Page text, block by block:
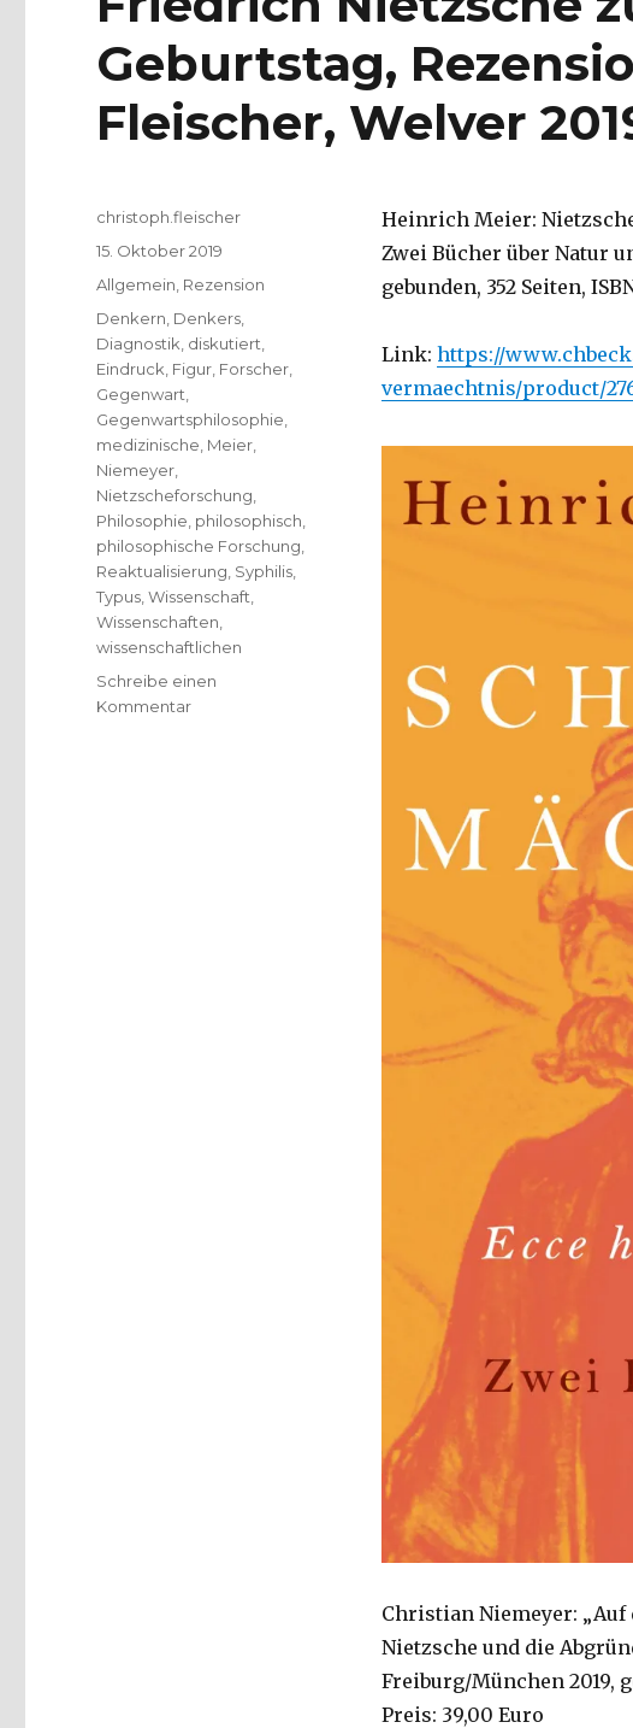
Geburtstag,
Fleischer, Welver
Heinrich Meier:
Zwei Bücher über Natur
gebunden, 352 Seiten,
Link: https://
vermaechtnis/product/
Christian Niemeyer:
Nietzsche und die
Freiburg/München 2019,
Preis: 39,00 Euro
Autor
christoph.fleischer
Veröffentlicht
am
15. Oktober 2019
Kategorien
Allgemein Rezension
Schlagwörter
Denkern Denkers
Diagnostik diskutiert
Eindruck Figur Forscher
Gegenwart
Gegenwartsphilosophie
medizinische Meier
Niemeyer
Nietzscheforschung
Philosophie philosophisch
philosophische Forschung
Reaktualisierung Syphilis
Typus ,Wissenschaft
Wissenschaften
wissenschaftlichen
Schreibe einen
Kommentarzu